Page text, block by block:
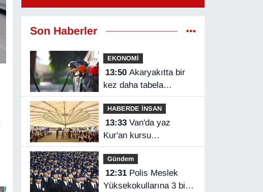
Son Haberler
EKONOMİ
13:50Akaryakıtta bir
kez daha tabela
değişecek
HABERDE İNSAN
13:33Van'da yaz
Kur'an kursu
öğrencilerine eğitici
etkinlik
Gündem
12:31Polis Meslek
Yüksekokullarına 3 bin